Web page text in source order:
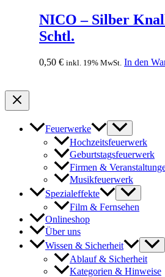
NICO – Silber
Schtl.
0,50 € inkl. 19% MwSt. In den
Feuerwerke
Hochzeitsfeuerwerk
Geburtstagsfeuerwerk
Firmen &
Musikfeuerwerk
Spezialeffekte
Film & Fernsehen
Onlineshop
Über uns
Wissen & Sicherheit
Ablauf & Sicherheit
Kategorien & Hinweise